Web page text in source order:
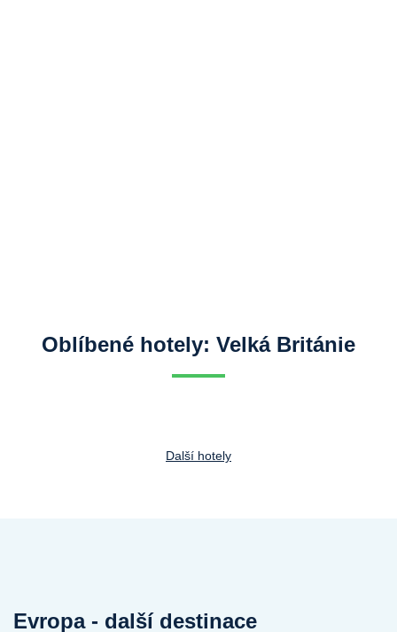
Oblíbené hotely: Velká Británie
Další hotely
Evropa - další destinace